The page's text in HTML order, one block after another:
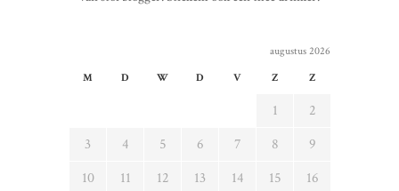
augustus 2026
M
D W D V Z Z
1
2
3
4 5 6 7 8
9
10
11 12 13 14 15 16